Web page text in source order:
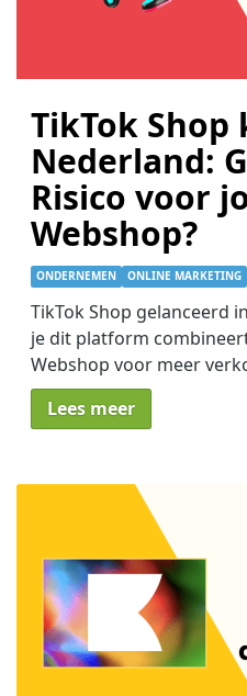
TikTok
Nederland:
Risico voor
Webshop?
ONDERNEMEN ONLINE MARKETING
TikTok Shop gelanceerd
je dit platform
Webshop voor meer
Lees meer